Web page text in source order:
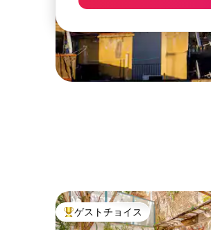
大好評のゲストチョイスです。
ゲストチョイス